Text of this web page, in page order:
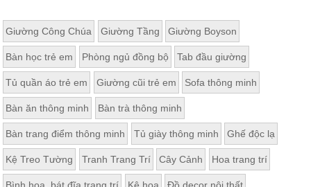
Giường Công Chúa Giường Tầng Giường Boyson
Bàn học trẻ em Phòng ngủ đồng bộ Tab đầu giường
Tủ quần áo trẻ em Giường cũi trẻ em Sofa thông minh
Bàn ăn thông minh Bàn trà thông minh
Bàn trang điểm thông minh Tủ giày thông minh Ghế độc lạ
Kệ Treo Tường Tranh Trang Trí Cây Cảnh Hoa trang trí